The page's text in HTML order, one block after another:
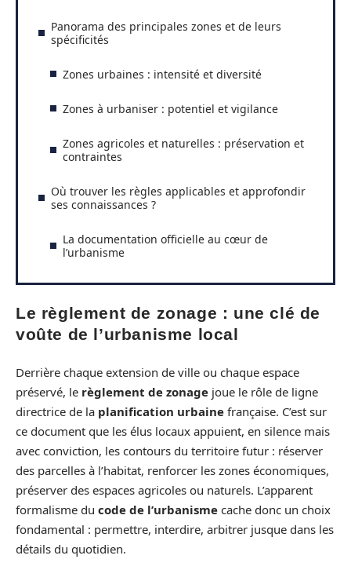
Panorama des principales zones et de leurs
spécificités
Zones urbaines : intensité et diversité
Zones à urbaniser : potentiel et vigilance
Zones agricoles et naturelles : préservation et
contraintes
Où trouver les règles applicables et approfondir
ses connaissances ?
La documentation officielle au cœur de
l’urbanisme
Le règlement de zonage : une clé de
voûte de l’urbanisme local
Derrière chaque extension de ville ou chaque espace
préservé, le règlement de zonage joue le rôle de ligne
directrice de la planification urbaine française. C’est sur
ce document que les élus locaux appuient, en silence mais
avec conviction, les contours du territoire futur : réserver
des parcelles à l’habitat, renforcer les zones économiques,
préserver des espaces agricoles ou naturels. L’apparent
formalisme du code de l’urbanisme cache donc un choix
fondamental : permettre, interdire, arbitrer jusque dans les
détails du quotidien.